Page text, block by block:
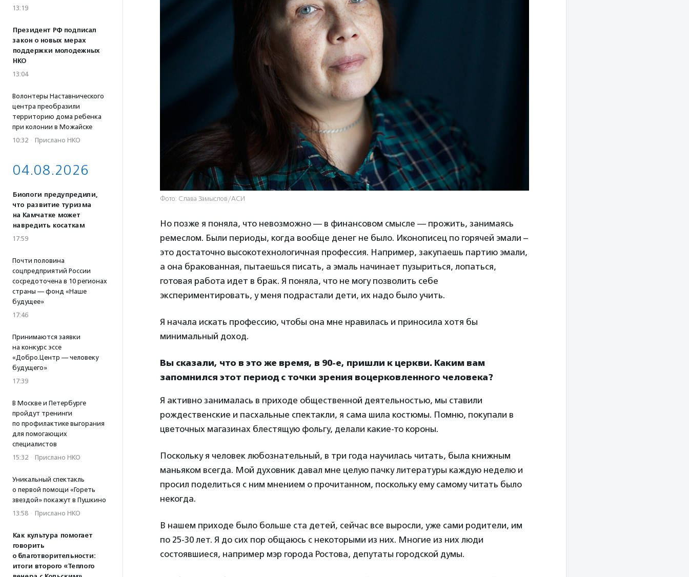
13:19
Президент РФ подписал
закон о новых мерах
поддержки молодежных
НКО
13:04
Волонтеры Наставнического
центра преобразили
территорию дома ребенка
при колонии в Можайске
10:32 · Прислано НКО
04.08.2026
Биологи предупредили,
что развитие туризма
на Камчатке может
навредить косаткам
17:59
Почти половина
соцпредприятий России
сосредоточена в 10 регионах
страны — фонд «Наше
будущее»
17:46
Принимаются заявки
на конкурс эссе
«Добро.Центр — человеку
будущего»
17:39
В Москве и Петербурге
пройдут тренинги
по профилактике выгорания
для помогающих
специалистов
15:32 · Прислано НКО
Уникальный спектакль
о первой помощи «Гореть
звездой» покажут в Пушкино
13:58 · Прислано НКО
Как культура помогает
говорить
о благотворительности:
итоги второго «Теплого
Фото: Слава Замыслов/АСИ
Но позже я поняла, что невозможно — в финансовом смысле — прожить, занимаясь
ремеслом. Были периоды, когда вообще денег не было. Иконописец по горячей эмали –
это достаточно высокотехнологичная профессия. Например, закупаешь партию эмали,
а она бракованная, пытаешься писать, а эмаль начинает пузыриться, лопаться,
готовая работа идет в брак. Я поняла, что не могу позволить себе
экспериментировать, у меня подрастали дети, их надо было учить.
Я начала искать профессию, чтобы она мне нравилась и приносила хотя бы
минимальный доход.
Вы сказали, что в это же время, в 90-е, пришли к церкви. Каким вам
запомнился этот период с точки зрения воцерковленного человека?
Я активно занималась в приходе общественной деятельностью, мы ставили
рождественские и пасхальные спектакли, я сама шила костюмы. Помню, покупали в
цветочных магазинах блестящую фольгу, делали какие-то короны.
Поскольку я человек любознательный, в три года научилась читать, была книжным
маньяком всегда. Мой духовник давал мне целую пачку литературы каждую неделю и
просил поделиться с ним мнением о прочитанном, поскольку ему самому читать было
некогда.
В нашем приходе было больше ста детей, сейчас все выросли, уже сами родители, им
по 25-30 лет. Я до сих пор общаюсь с некоторыми из них. Многие из них люди
состоявшиеся, например мэр города Ростова, депутаты городской думы.